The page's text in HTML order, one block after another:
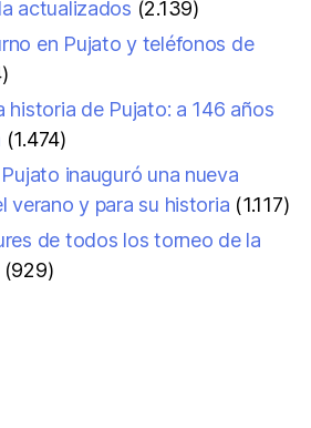
actualizados (2.139)
en Pujato y teléfonos de
historia de Pujato: a 146 años
(1.474)
inauguró una nueva
verano y para su historia (1.117)
de todos los torneo de la
(929)